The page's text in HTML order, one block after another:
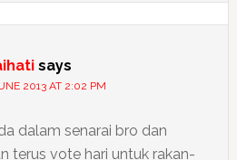
says
2013 AT 2:02 PM
dalam senarai bro dan
terus vote hari untuk rakan-